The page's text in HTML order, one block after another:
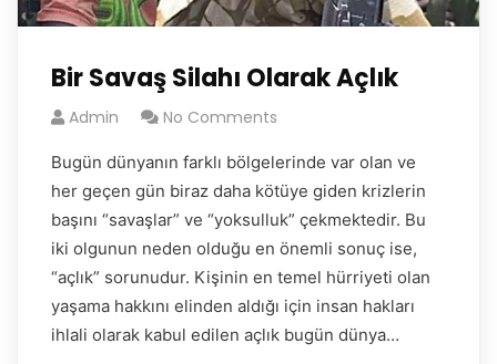
Bir Savaş Silahı Olarak Açlık
Admin No Comments
Bugün dünyanın farklı bölgelerinde var olan ve
her geçen gün biraz daha kötüye giden krizlerin
başını “savaşlar” ve “yoksulluk” çekmektedir. Bu
iki olgunun neden olduğu en önemli sonuç ise,
“açlık” sorunudur. Kişinin en temel hürriyeti olan
yaşama hakkını elinden aldığı için insan hakları
ihlali olarak kabul edilen açlık bugün dünya…